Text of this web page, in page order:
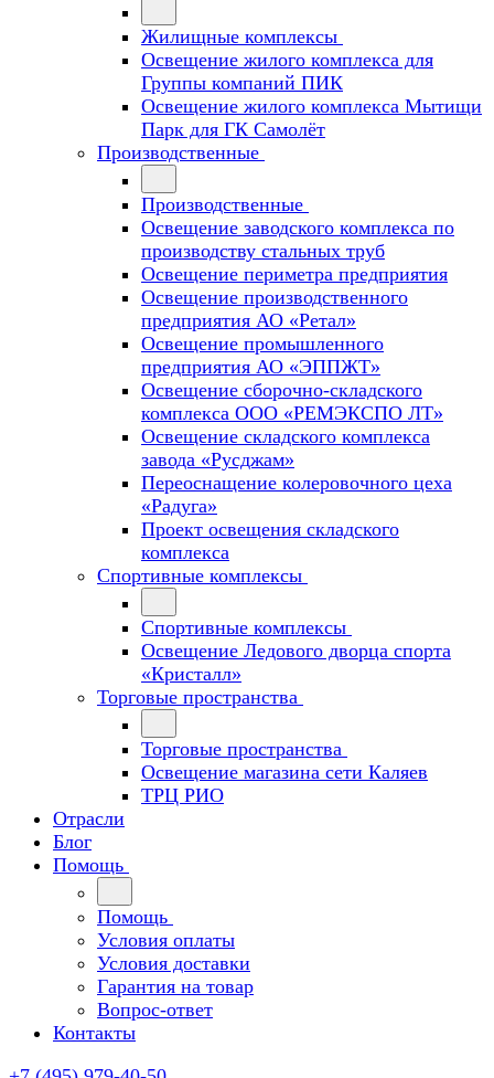
Жилищные комплексы
Освещение жилого комплекса для
Группы компаний ПИК
Освещение жилого комплекса Мытищи
Парк для ГК Самолёт
Производственные
Производственные
Освещение заводского комплекса по
производству стальных труб
Освещение периметра предприятия
Освещение производственного
предприятия АО «Ретал»
Освещение промышленного
предприятия АО «ЭППЖТ»
Освещение сборочно-складского
комплекса ООО «РЕМЭКСПО ЛТ»
Освещение складского комплекса
завода «Русджам»
Переоснащение колеровочного цеха
«Радуга»
Проект освещения складского
комплекса
Спортивные комплексы
Спортивные комплексы
Освещение Ледового дворца спорта
«Кристалл»
Торговые пространства
Торговые пространства
Освещение магазина сети Каляев
ТРЦ РИО
Отрасли
Блог
Помощь
Помощь
Условия оплаты
Условия доставки
Гарантия на товар
Вопрос-ответ
Контакты